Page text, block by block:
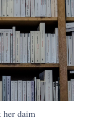
her daim